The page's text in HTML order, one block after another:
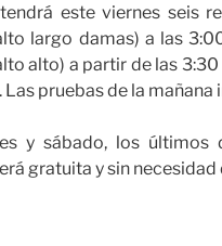
este viernes seis
largo damas) a las
alto) a partir de las
Las pruebas de la mañana
y sábado, los últimos
gratuita y sin